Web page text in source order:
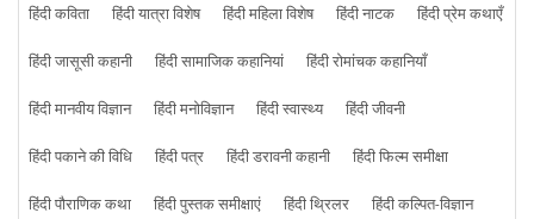
हिंदी कविता
हिंदी यात्रा विशेष हिंदी महिला विशेष हिंदी नाटक
हिंदी प्रेम कथाएँ
हिंदी जासूसी कहानी
हिंदी सामाजिक कहानियां
हिंदी रोमांचक कहानियाँ
हिंदी मानवीय विज्ञान
हिंदी मनोविज्ञान हिंदी स्वास्थ्य
हिंदी जीवनी
हिंदी पकाने की विधि
हिंदी पत्र हिंदी डरावनी कहानी
हिंदी फिल्म समीक्षा
हिंदी पौराणिक कथा
हिंदी पुस्तक समीक्षाएं हिंदी थ्रिलर
हिंदी कल्पित-विज्ञान